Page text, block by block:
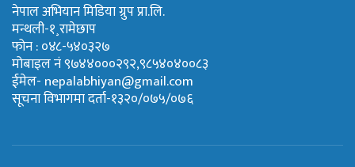
नेपाल अभियान मिडिया ग्रुप प्रा.लि.
मन्थली-१¸रामेछाप
फोन : ०४८-५४०३२७
मोबाइल नं ९७४४०००२९२,९८५४०४००८३
ईमेल- nepalabhiyan@gmail.com
सूचना विभागमा दर्ता-१३२०/०७५/०७६